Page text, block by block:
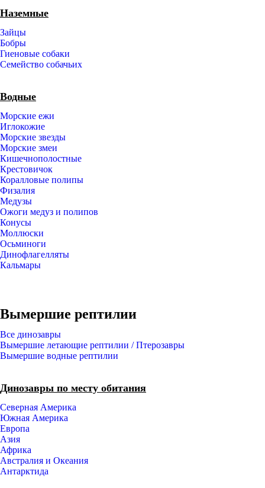
Наземные
Зайцы
Бобры
Гиеновые собаки
Семейство собачьих
Водные
Морские ежи
Иглокожие
Морские звезды
Морские змеи
Кишечнополостные
Крестовичок
Коралловые полипы
Физалия
Медузы
Ожоги медуз и полипов
Конусы
Моллюски
Осьминоги
Динофлагелляты
Кальмары
Вымершие рептилии
Все динозавры
Вымершие летающие рептилии / Птерозавры
Вымершие водные рептилии
Динозавры по месту обитания
Северная Америка
Южная Америка
Европа
Азия
Африка
Австралия и Океания
Антарктида